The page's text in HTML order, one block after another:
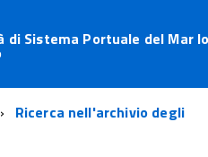
di Sistema Portuale del Mar
Ricerca nell'archivio degli